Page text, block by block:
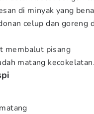
di minyak yang
celup dan goreng
membalut pisang
matang kecokelatan.